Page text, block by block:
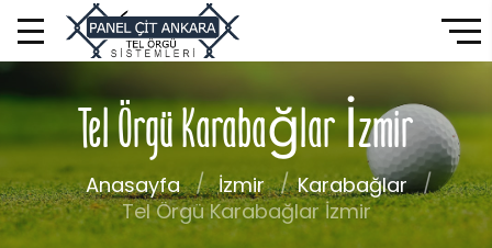
Tel Örgü Karabağlar İzmir
Anasayfa İzmir
Karabağlar
Tel Örgü Karabağlar İzmir